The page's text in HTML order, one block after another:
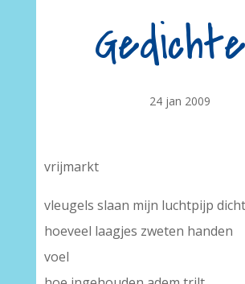
24 jan 2009
vrijmarkt
vleugels slaan mijn luchtpijp dicht
hoeveel laagjes zweten handen
voel